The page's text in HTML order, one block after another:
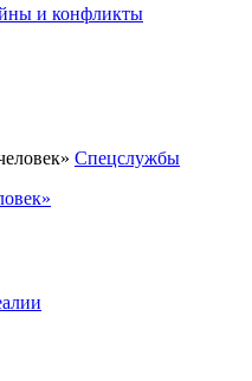
и конфликты
Спецслужбы